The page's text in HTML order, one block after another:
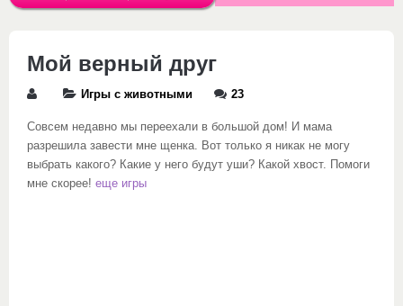
Мой верный друг
Игры с животными 23
Совсем недавно мы переехали в большой дом! И мама
разрешила завести мне щенка. Вот только я никак не могу
выбрать какого? Какие у него будут уши? Какой хвост. Помоги
мне скорее! еще игры